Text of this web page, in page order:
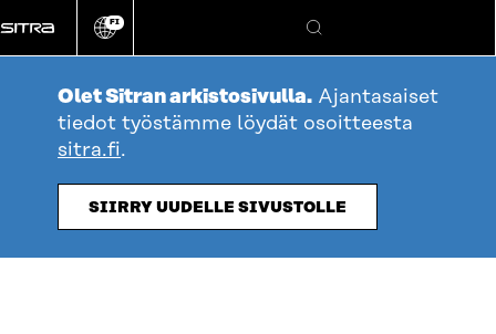
suoraan
sisältöön
Vaihda
kieli
FI
Hae
Olet Sitran arkistosivulla. Ajantasaiset
tiedot työstämme löydät osoitteesta
sitra.fi.
SIIRRY UUDELLE SIVUSTOLLE